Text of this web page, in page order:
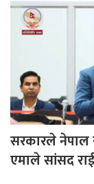
सरकारले नेपाल
एमाले सांसद राई